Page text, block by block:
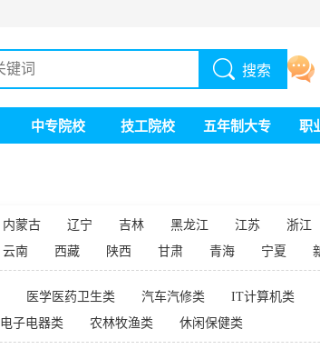
搜索
中专院校 技工院校 五年制大专 职
内蒙古 辽宁 吉林 黑龙江 江苏 浙江
云南 西藏 陕西 甘肃 青海 宁夏
医学医药卫生类 汽车汽修类 IT计算机类
电子电器类 农林牧渔类 休闲保健类